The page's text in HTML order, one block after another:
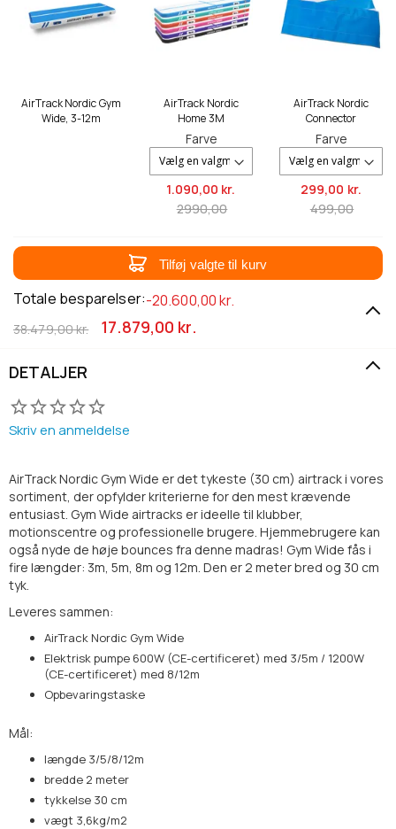
AirTrack Nordic Gym
Wide, 3-12m
AirTrack Nordic
Home 3M
Farve
1.090,00 kr.
2990,00
AirTrack Nordic
Connector
Farve
299,00 kr.
499,00
Tilføj valgte til kurv
Totale besparelser:-20.600,00 kr.
17.879,00 kr.
38.479,00 kr.
DETALJER
Skriv en anmeldelse
AirTrack Nordic Gym Wide er det tykeste (30 cm) airtrack i vores
sortiment, der opfylder kriterierne for den mest krævende
entusiast. Gym Wide airtracks er ideelle til klubber,
motionscentre og professionelle brugere. Hjemmebrugere kan
også nyde de høje bounces fra denne madras! Gym Wide fås i
fire længder: 3m, 5m, 8m og 12m. Den er 2 meter bred og 30 cm
tyk.
Leveres sammen:
AirTrack Nordic Gym Wide
Elektrisk pumpe 600W (CE-certificeret) med 3/5m / 1200W
(CE-certificeret) med 8/12m
Opbevaringstaske
Mål:
længde 3/5/8/12m
bredde 2 meter
tykkelse 30 cm
vægt 3,6kg/m2